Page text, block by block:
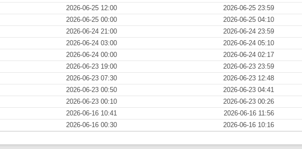
2026-06-25 12:00 2026-06-25 23:59
2026-06-25 00:00 2026-06-25 04:10
2026-06-24 21:00 2026-06-24 23:59
2026-06-24 03:00 2026-06-24 05:10
2026-06-24 00:00 2026-06-24 02:17
2026-06-23 19:00 2026-06-23 23:59
2026-06-23 07:30 2026-06-23 12:48
2026-06-23 00:50 2026-06-23 04:41
2026-06-23 00:10 2026-06-23 00:26
2026-06-16 10:41 2026-06-16 11:56
2026-06-16 00:30 2026-06-16 10:16